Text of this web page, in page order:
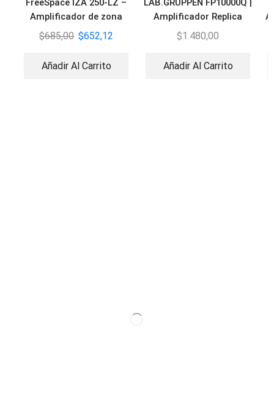
FreeSpace IZA 250-LZ –
Amplificador de zona
integrado
$685,00 $652,12
Añadir Al Carrito
LAB.GRUPPEN FP10000Q |
Amplificador Replica
WATT 4X2500
$1.480,00
Añadir Al Carrito